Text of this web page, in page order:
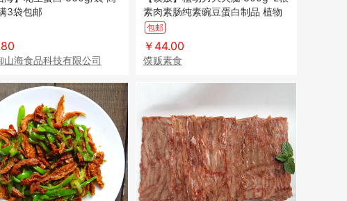
白 满3袋包邮
山海食品科技有限公司
素肉素肠纯素豌豆蛋白制品 植物
肉 蛋白肠
包邮
￥44.00
馍贩素食